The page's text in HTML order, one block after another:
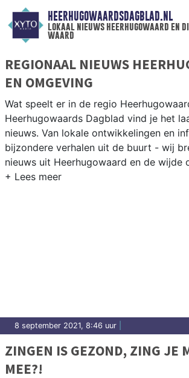
HEERHUGOWAARDSDAGBLAD.NL
lokaal nieuws heerhugowaard en
waard
REGIONAAL NIEUWS
EN OMGEVING
Wat speelt er in de regio
Heerhugowaards Dagblad vind je het
nieuws. Van lokale ontwikkelingen en
bijzondere verhalen uit de buurt - wij
nieuws uit Heerhugowaard en de wijde
8 september 2021, 8:46 uur
ZINGEN IS GEZOND, ZING JE
MEE?!